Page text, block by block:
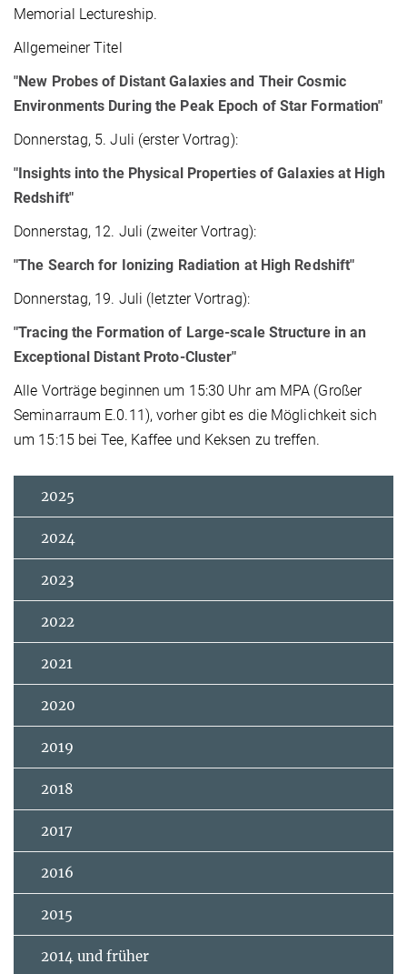
Memorial Lectureship.
Allgemeiner Titel
"New Probes of Distant Galaxies and Their Cosmic
Environments During the Peak Epoch of Star Formation"
Donnerstag, 5. Juli (erster Vortrag):
"Insights into the Physical Properties of Galaxies at High
Redshift"
Donnerstag, 12. Juli (zweiter Vortrag):
"The Search for Ionizing Radiation at High Redshift"
Donnerstag, 19. Juli (letzter Vortrag):
"Tracing the Formation of Large-scale Structure in an
Exceptional Distant Proto-Cluster"
Alle Vorträge beginnen um 15:30 Uhr am MPA (Großer
Seminarraum E.0.11), vorher gibt es die Möglichkeit sich
um 15:15 bei Tee, Kaffee und Keksen zu treffen.
2025
2024
2023
2022
2021
2020
2019
2018
2017
2016
2015
2014 und früher